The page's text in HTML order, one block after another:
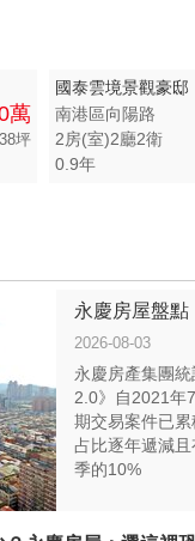
萬
坪
國泰雲境景觀豪邸
南港區向陽路
2房(室)2廳2衛
0.9年
永慶房屋盤
2026-08-03
永慶房產集團
2.0》自2021年
期交易案件已
占比逐年遞減
季的10%